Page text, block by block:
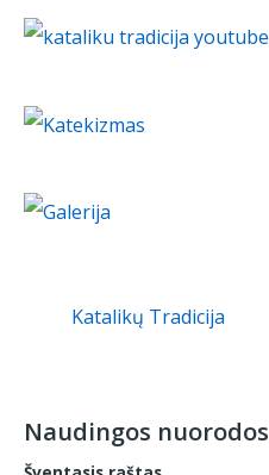
Katalikų Tradicija
Naudingos nuorodos